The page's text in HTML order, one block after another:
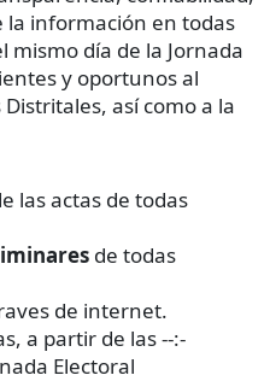
la información en todas
mismo día de la Jornada
y oportunos al
así como a la
las actas de todas
de todas
de internet.
a partir de las --:-
Electoral